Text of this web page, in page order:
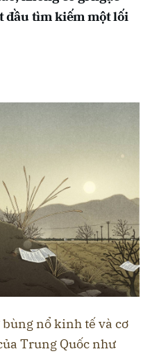
đầu tìm kiếm một lối
nổ kinh tế và cơ
Trung Quốc như